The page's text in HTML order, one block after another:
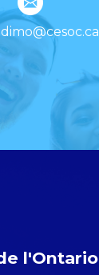
l'Ontario